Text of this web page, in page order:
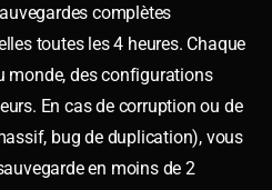
complètes
toutes les 4 heures. Chaque
monde, des configurations
En cas de corruption ou de
bug de duplication), vous
en moins de 2